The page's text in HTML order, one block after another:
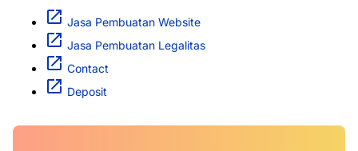
Jasa Pembuatan Website
Jasa Pembuatan Legalitas
Contact
Deposit